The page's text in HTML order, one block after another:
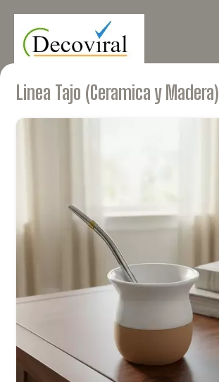
Linea Tajo (Ceramica y Madera)